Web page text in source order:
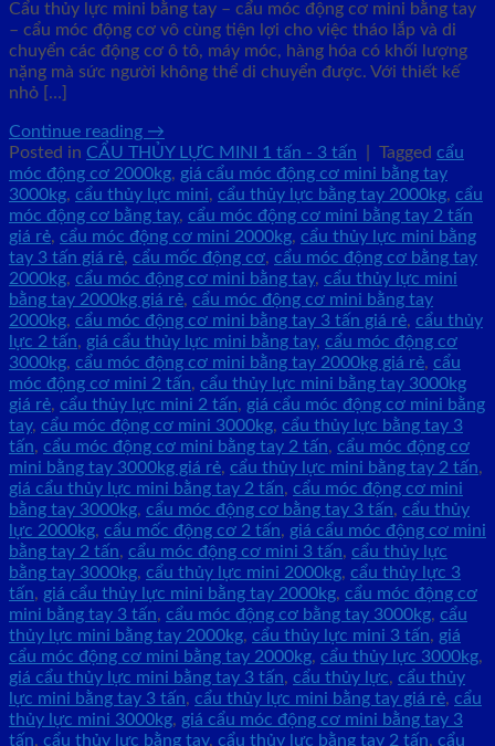
Cẩu thủy lực mini bằng tay – cẩu móc động cơ mini bằng tay
– cẩu móc động cơ vô cùng tiện lợi cho việc tháo lắp và di
chuyển các động cơ ô tô, máy móc, hàng hóa có khối lượng
nặng mà sức người không thể di chuyển được. Với thiết kế
nhỏ […]
Continue reading →
Posted in CẨU THỦY LỰC MINI 1 tấn - 3 tấn Tagged cẩu
móc động cơ 2000kg, giá cẩu móc động cơ mini bằng tay
3000kg, cẩu thủy lực mini, cẩu thủy lực bằng tay 2000kg, cẩu
móc động cơ bằng tay, cẩu móc động cơ mini bằng tay 2 tấn
giá rẻ, cẩu móc động cơ mini 2000kg, cẩu thủy lực mini bằng
tay 3 tấn giá rẻ, cẩu mốc động cơ, cẩu móc động cơ bằng tay
2000kg, cẩu móc động cơ mini bằng tay, cẩu thủy lực mini
bằng tay 2000kg giá rẻ, cẩu móc động cơ mini bằng tay
2000kg, cẩu móc động cơ mini bằng tay 3 tấn giá rẻ, cẩu thủy
lực 2 tấn, giá cẩu thủy lực mini bằng tay, cẩu móc động cơ
3000kg, cẩu móc động cơ mini bằng tay 2000kg giá rẻ, cẩu
móc động cơ mini 2 tấn, cẩu thủy lực mini bằng tay 3000kg
giá rẻ, cẩu thủy lực mini 2 tấn, giá cẩu móc động cơ mini bằng
tay, cẩu móc động cơ mini 3000kg, cẩu thủy lực bằng tay 3
tấn, cẩu móc động cơ mini bằng tay 2 tấn, cẩu móc động cơ
mini bằng tay 3000kg giá rẻ, cẩu thủy lực mini bằng tay 2 tấn,
giá cẩu thủy lực mini bằng tay 2 tấn, cẩu móc động cơ mini
bằng tay 3000kg, cẩu móc động cơ bằng tay 3 tấn, cẩu thủy
lực 2000kg, cẩu mốc động cơ 2 tấn, giá cẩu móc động cơ mini
bằng tay 2 tấn, cẩu móc động cơ mini 3 tấn, cẩu thủy lực
bằng tay 3000kg, cẩu thủy lực mini 2000kg, cẩu thủy lực 3
tấn, giá cẩu thủy lực mini bằng tay 2000kg, cẩu móc động cơ
mini bằng tay 3 tấn, cẩu móc động cơ bằng tay 3000kg, cẩu
thủy lực mini bằng tay 2000kg, cẩu thủy lực mini 3 tấn, giá
cẩu móc động cơ mini bằng tay 2000kg, cẩu thủy lực 3000kg,
giá cẩu thủy lực mini bằng tay 3 tấn, cẩu thủy lực, cẩu thủy
lực mini bằng tay 3 tấn, cẩu thủy lực mini bằng tay giá rẻ, cẩu
thủy lực mini 3000kg, giá cẩu móc động cơ mini bằng tay 3
tấn, cẩu thủy lực bằng tay, cẩu thủy lực bằng tay 2 tấn, cẩu